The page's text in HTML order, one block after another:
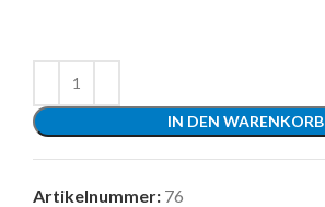
IN DEN WARENKORB
Artikelnummer: 76